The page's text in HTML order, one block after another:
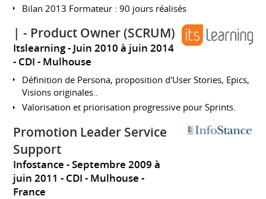
Bilan 2013 Formateur : 90 jours réalisés
| - Product Owner (SCRUM)
Itslearning
Juin 2010 à juin 2014
CDI
Mulhouse
Définition de Persona, proposition d'User Stories, Epics,
Visions originales..
Valorisation et priorisation progressive pour Sprints.
Promotion Leader Service
Support
Infostance
Septembre 2009 à
juin 2011 CDI
Mulhouse
France